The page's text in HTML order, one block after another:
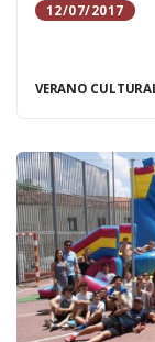
12/07/2017
VERANO